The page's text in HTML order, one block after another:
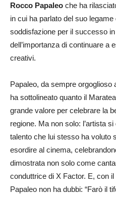
Rocco Papaleo che ha
in cui ha parlato del suo
soddisfazione per il successo
dell’importanza di continuare a
creativi.
Papaleo, da sempre orgoglioso
ha sottolineato quanto il
grande valore per celebrare la
regione. Ma non solo: l’artista
talento che lui stesso ha voluto
esordire al cinema,
dimostrata non solo come
conduttrice di X Factor. E, con
Papaleo non ha dubbi: “Farò il